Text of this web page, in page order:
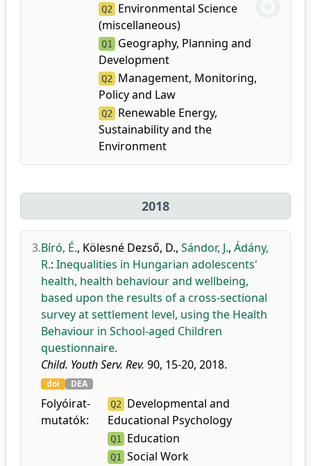
Q2 Environmental Science
(miscellaneous)
Q1 Geography, Planning and
Development
Q2 Management, Monitoring,
Policy and Law
Q2 Renewable Energy,
Sustainability and the
Environment
2018
3.Bíró, É., Kölesné Dezső, D., Sándor, J., Ádány,
R.: Inequalities in Hungarian adolescents'
health, health behaviour and wellbeing,
based upon the results of a cross-sectional
survey at settlement level, using the Health
Behaviour in School-aged Children
questionnaire.
Child. Youth Serv. Rev. 90, 15-20, 2018.
doi DEA
Folyóirat-
mutatók:
Q2
Developmental and
Educational Psychology
Q1 Education
Q1 Social Work